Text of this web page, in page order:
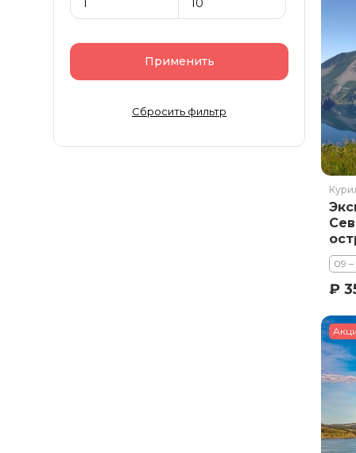
Забайкалье
Зарубеж
Иркутская область
Применить
Сбросить фильтр
09 –
₽